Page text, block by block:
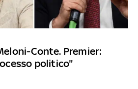
Conte. Premier:
politico"